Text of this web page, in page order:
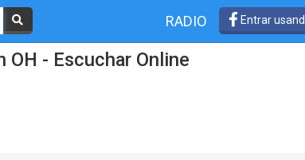
RADIO Entrar
OH - Escuchar Online